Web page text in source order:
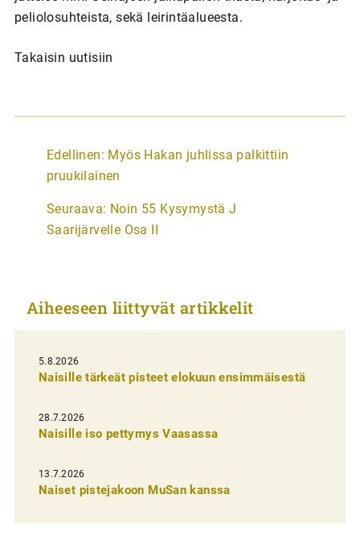
Takaisin uutisiin
A
r
i
l
e
s
e
l
a
u
Edellinen: Myös Hakan juhlissa palkittiin
pruukilainen
Seuraava: Noin 55 Kysymystä J
Saarijärvelle Osa II
Aiheeseen liittyvät artikkelit
5.8.2026
Naisille tärkeät pisteet elokuun ensimmäisestä
28.7.2026
Naisille iso pettymys Vaasassa
13.7.2026
Naiset pistejakoon MuSan kanssa